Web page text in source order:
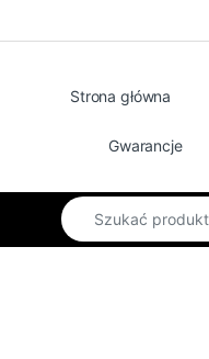
Strona główna
Gwarancje
Search for: